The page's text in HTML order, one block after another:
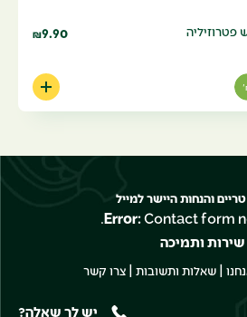
פטרוזיליה ₪9.90
והנחות היישר למייל
Error:Contact form
שירות ותמיכה
|שאלות ותשובות |צרו קשר
יש לך שאלה?